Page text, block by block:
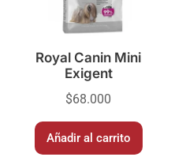
Royal Canin Mini
Exigent
$68.000
Añadir al carrito